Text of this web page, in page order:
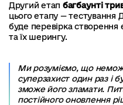
Другий етап багбаунті
цього етапу —
буде перевірка створення
та їх шерингу.
Ми розуміємо, що
суперзахист один раз і
зможе його зламати.
постійного оновлення